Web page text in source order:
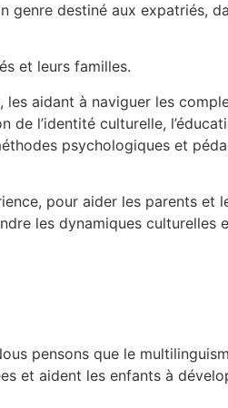
destiné aux expatriés,
et leurs familles.
aidant à naviguer les
l’identité culturelle,
psychologiques et
pour aider les parents et
les dynamiques
pensons que le
et aident les enfants à